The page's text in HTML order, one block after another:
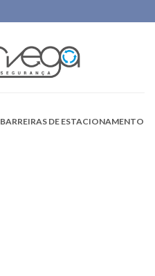
BARREIRAS DE ESTACIONAMENTO